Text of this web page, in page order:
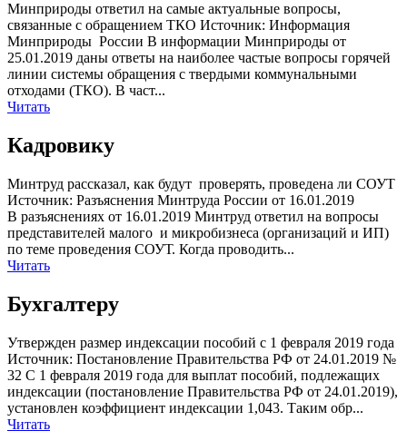
Минприроды ответил на самые актуальные вопросы,
связанные с обращением ТКО Источник: Информация
Минприроды России В информации Минприроды от
25.01.2019 даны ответы на наиболее частые вопросы горячей
линии системы обращения с твердыми коммунальными
отходами (ТКО). В част...
Читать
Кадровику
Минтруд рассказал, как будут проверять, проведена ли СОУТ
Источник: Разъяснения Минтруда России от 16.01.2019
В разъяснениях от 16.01.2019 Минтруд ответил на вопросы
представителей малого и микробизнеса (организаций и ИП)
по теме проведения СОУТ. Когда проводить...
Читать
Бухгалтеру
Утвержден размер индексации пособий с 1 февраля 2019 года
Источник: Постановление Правительства РФ от 24.01.2019 №
32 С 1 февраля 2019 года для выплат пособий, подлежащих
индексации (постановление Правительства РФ от 24.01.2019),
установлен коэффициент индексации 1,043. Таким обр...
Читать